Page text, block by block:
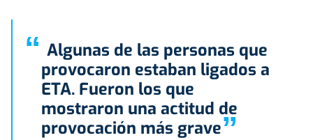
“ Algunas de las personas que
provocaron estaban ligados a
ETA. Fueron los que
mostraron una actitud de
provocación más grave”